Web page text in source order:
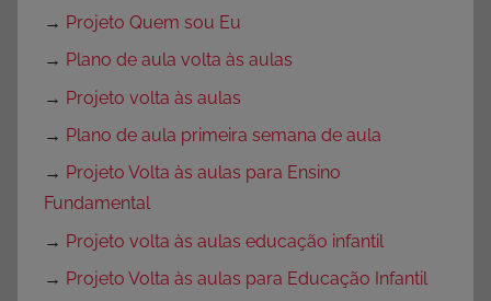
→ Projeto Quem sou Eu
→ Plano de aula volta às aulas
→ Projeto volta às aulas
→ Plano de aula primeira semana de aula
→ Projeto Volta às aulas para Ensino
Fundamental
→ Projeto volta às aulas educação infantil
→ Projeto Volta às aulas para Educação Infantil